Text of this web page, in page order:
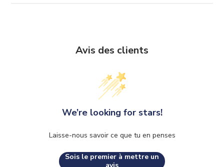
Avis des clients
We’re looking for stars!
Laisse-nous savoir ce que tu en penses
Sois le premier à mettre un